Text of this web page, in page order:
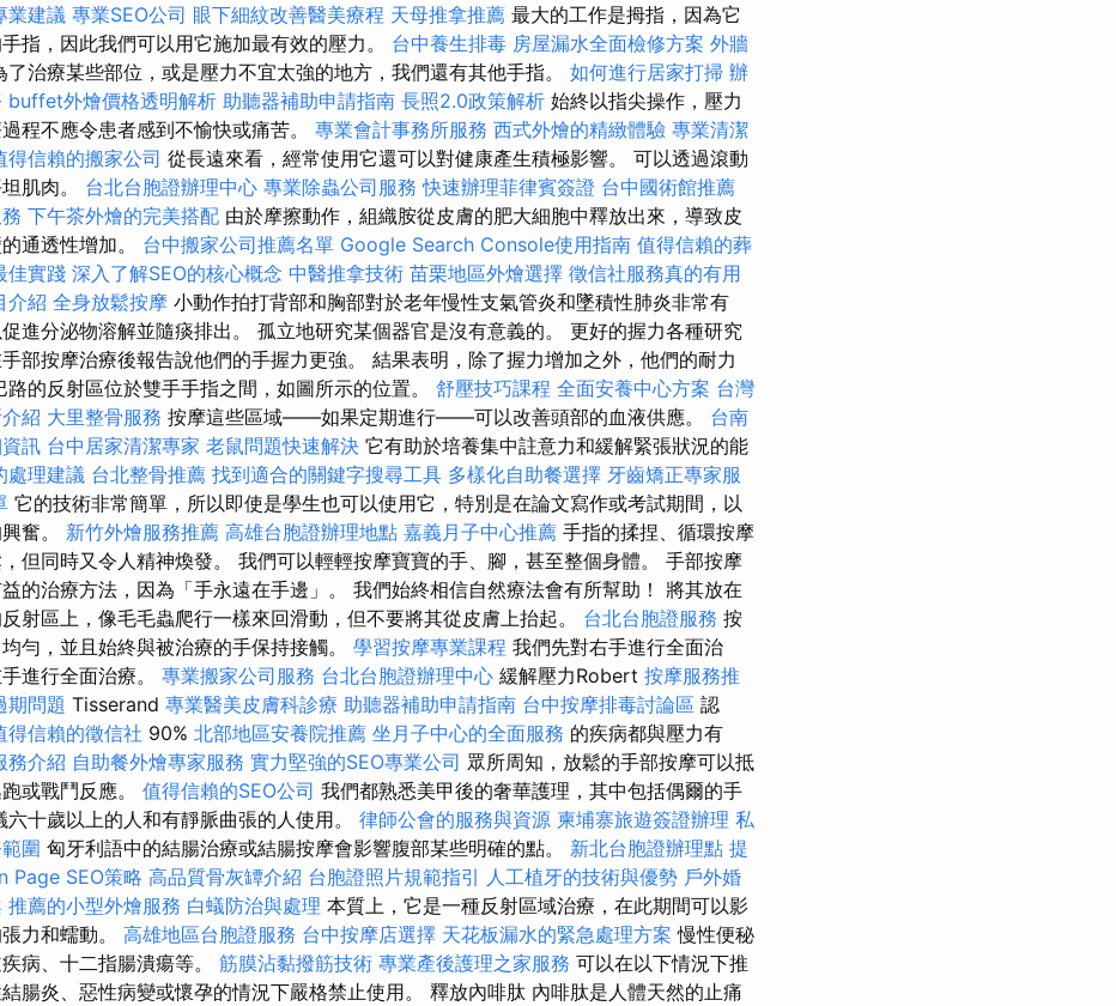
業建議 專業SEO公司 眼下細紋改善醫美療程 天母推拿推薦 最大的工作是拇指，因為它
指，因此我們可以用它施加最有效的壓力。 台中養生排毒 房屋漏水全面檢修方案 外牆
了治療某些部位，或是壓力不宜太強的地方，我們還有其他手指。 如何進行居家打掃 辦
buffet外燴價格透明解析 助聽器補助申請指南 長照2.0政策解析 始終以指尖操作，壓力
程不應令患者感到不愉快或痛苦。 專業會計事務所服務 西式外燴的精緻體驗 專業清潔
得信賴的搬家公司 從長遠來看，經常使用它還可以對健康產生積極影響。 可以透過滾動
肌肉。 台北台胞證辦理中心 專業除蟲公司服務 快速辦理菲律賓簽證 台中國術館推薦
下午茶外燴的完美搭配 由於摩擦動作，組織胺從皮膚的肥大細胞中釋放出來，導致皮
通透性增加。 台中搬家公司推薦名單 Google Search Console使用指南 值得信賴的葬
佳實踐 深入了解SEO的核心概念 中醫推拿技術 苗栗地區外燴選擇 徵信社服務真的有用
介紹 全身放鬆按摩 小動作拍打背部和胸部對於老年慢性支氣管炎和墜積性肺炎非常有
進分泌物溶解並隨痰排出。 孤立地研究某個器官是沒有意義的。 更好的握力各種研究
部按摩治療後報告說他們的手握力更強。 結果表明，除了握力增加之外，他們的耐力
的反射區位於雙手手指之間，如圖所示的位置。 舒壓技巧課程 全面安養中心方案 台灣
紹 大里整骨服務 按摩這些區域——如果定期進行——可以改善頭部的血液供應。 台南
訊 台中居家清潔專家 老鼠問題快速解決 它有助於培養集中註意力和緩解緊張狀況的能
處理建議 台北整骨推薦 找到適合的關鍵字搜尋工具 多樣化自助餐選擇 牙齒矯正專家服
它的技術非常簡單，所以即使是學生也可以使用它，特別是在論文寫作或考試期間，以
奮。 新竹外燴服務推薦 高雄台胞證辦理地點 嘉義月子中心推薦 手指的揉捏、循環按摩
但同時又令人精神煥發。 我們可以輕輕按摩寶寶的手、腳，甚至整個身體。 手部按摩
的治療方法，因為「手永遠在手邊」。 我們始終相信自然療法會有所幫助！ 將其放在
射區上，像毛毛蟲爬行一樣來回滑動，但不要將其從皮膚上抬起。 台北台胞證服務 按
勻，並且始終與被治療的手保持接觸。 學習按摩專業課程 我們先對右手進行全面治
進行全面治療。 專業搬家公司服務 台北台胞證辦理中心 緩解壓力Robert 按摩服務推
期問題 Tisserand 專業醫美皮膚科診療 助聽器補助申請指南 台中按摩排毒討論區 認
得信賴的徵信社 90% 北部地區安養院推薦 坐月子中心的全面服務 的疾病都與壓力有
務介紹 自助餐外燴專家服務 實力堅強的SEO專業公司 眾所周知，放鬆的手部按摩可以抵
或戰鬥反應。 值得信賴的SEO公司 我們都熟悉美甲後的奢華護理，其中包括偶爾的手
十歲以上的人和有靜脈曲張的人使用。 律師公會的服務與資源 柬埔寨旅遊簽證辦理 私
圍 匈牙利語中的結腸治療或結腸按摩會影響腹部某些明確的點。 新北台胞證辦理點 提
Page SEO策略 高品質骨灰罈介紹 台胞證照片規範指引 人工植牙的技術與優勢 戶外婚
推薦的小型外燴服務 白蟻防治與處理 本質上，它是一種反射區域治療，在此期間可以影
力和蠕動。 高雄地區台胞證服務 台中按摩店選擇 天花板漏水的緊急處理方案 慢性便秘
疾病、十二指腸潰瘍等。 筋膜沾黏撥筋技術 專業產後護理之家服務 可以在以下情況下推
腸炎、惡性病變或懷孕的情況下嚴格禁止使用。 釋放內啡肽 內啡肽是人體天然的止痛